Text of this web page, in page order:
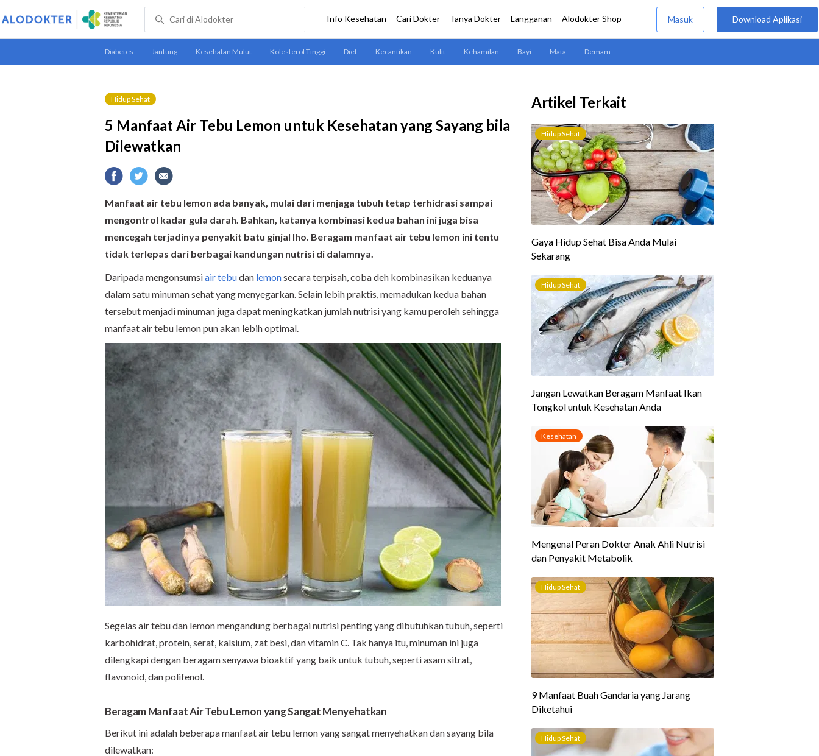
Hidup Sehat
5 Manfaat Air Tebu Lemon untuk Kesehatan yang Sayang bila
Dilewatkan
Manfaat air tebu lemon ada banyak, mulai dari menjaga tubuh tetap terhidrasi sampai
mengontrol kadar gula darah. Bahkan, katanya kombinasi kedua bahan ini juga bisa
mencegah terjadinya penyakit batu ginjal lho. Beragam manfaat air tebu lemon ini tentu
tidak terlepas dari berbagai kandungan nutrisi di dalamnya.
Daripada mengonsumsiair tebudan lemonsecara terpisah, coba deh kombinasikan keduanya
dalam satu minuman sehat yang menyegarkan. Selain lebih praktis, memadukan kedua bahan
tersebut menjadi minuman juga dapat meningkatkan jumlah nutrisi yang kamu peroleh sehingga
manfaat air tebu lemon pun akan lebih optimal.
Segelas air tebu dan lemon mengandung berbagai nutrisi penting yang dibutuhkan tubuh, seperti
karbohidrat, protein, serat, kalsium, zat besi, dan vitamin C. Tak hanya itu, minuman ini juga
dilengkapi dengan beragam senyawa bioaktif yang baik untuk tubuh, seperti asam sitrat,
flavonoid, dan polifenol.
Beragam Manfaat Air Tebu Lemon yang Sangat Menyehatkan
Berikut ini adalah beberapa manfaat air tebu lemon yang sangat menyehatkan dan sayang bila
dilewatkan:
Artikel Terkait